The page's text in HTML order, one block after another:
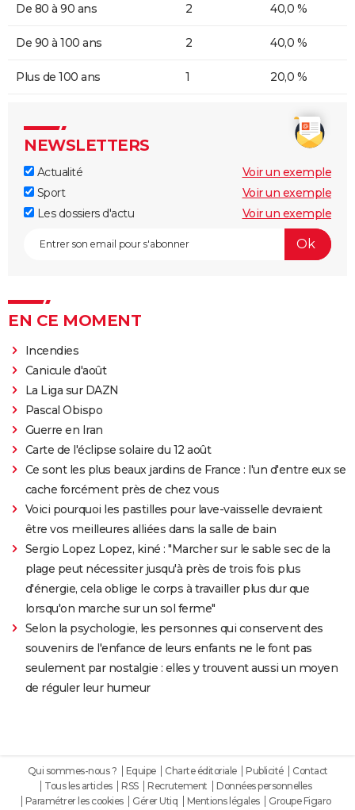
De 80 à 90 ans 2 40,0 %
De 90 à 100 ans 2 40,0 %
Plus de 100 ans 1 20,0 %
NEWSLETTERS
Actualité
Voir un exemple
Sport
Voir un exemple
Les dossiers d'actu
Voir un exemple
EN CE MOMENT
Incendies
Canicule d'août
La Liga sur DAZN
Pascal Obispo
Guerre en Iran
Carte de l'éclipse solaire du 12 août
Ce sont les plus beaux jardins de France : l'un d'entre eux se
cache forcément près de chez vous
Voici pourquoi les pastilles pour lave-vaisselle devraient
être vos meilleures alliées dans la salle de bain
Sergio Lopez Lopez, kiné : "Marcher sur le sable sec de la
plage peut nécessiter jusqu'à près de trois fois plus
d'énergie, cela oblige le corps à travailler plus dur que
lorsqu'on marche sur un sol ferme"
Selon la psychologie, les personnes qui conservent des
souvenirs de l'enfance de leurs enfants ne le font pas
seulement par nostalgie : elles y trouvent aussi un moyen
de réguler leur humeur
Qui sommes-nous ? Equipe Charte éditoriale Publicité
Contact
Tous les articles
RSS Recrutement
Données personnelles
Paramétrer les cookies
Gérer Utiq Mentions légales
Groupe Figaro